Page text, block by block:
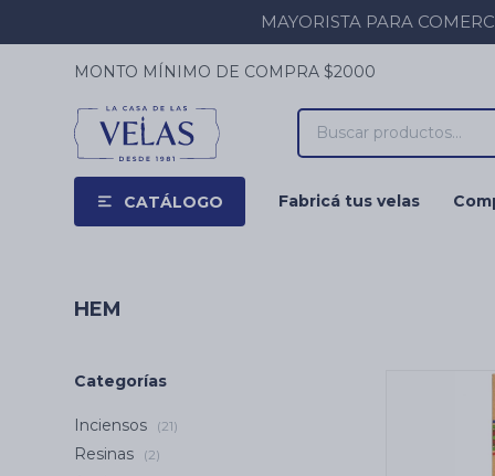
MAYORISTA PARA
CATÁLOGO Fabricá tus velas
MONTO MÍNIMO DE COMPRA $2000
HEM
Categorías
Inciensos (21)
Resinas (2)